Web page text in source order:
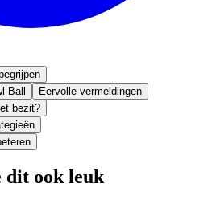
Ball
Eervolle vermeldingen
bezit?
dit ook leuk